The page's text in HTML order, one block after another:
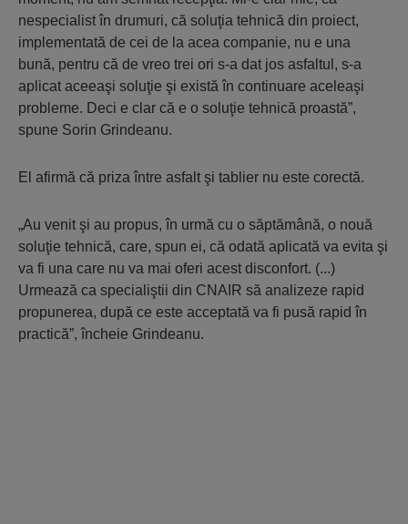
nespecialist în drumuri, că soluţia tehnică din proiect,
implementată de cei de la acea companie, nu e una
bună, pentru că de vreo trei ori s-a dat jos asfaltul, s-a
aplicat aceeaşi soluţie şi există în continuare aceleaşi
probleme. Deci e clar că e o soluţie tehnică proastă”,
spune Sorin Grindeanu.
El afirmă că priza între asfalt şi tablier nu este corectă.
„Au venit şi au propus, în urmă cu o săptămână, o nouă
soluţie tehnică, care, spun ei, că odată aplicată va evita şi
va fi una care nu va mai oferi acest disconfort. (...)
Urmează ca specialiştii din CNAIR să analizeze rapid
propunerea, după ce este acceptată va fi pusă rapid în
practică”, încheie Grindeanu.